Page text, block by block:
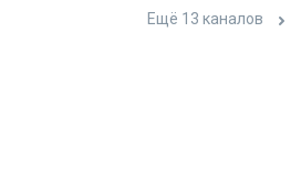
Ещё 13 каналов